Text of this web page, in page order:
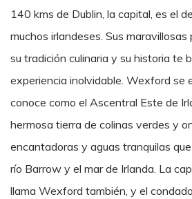
140 kms de Dublin, la capital, es el
muchos irlandeses. Sus
su tradición culinaria y su historia te
experiencia inolvidable. Wexford se
conoce como el Ascentral Este de
hermosa tierra de colinas verdes y
encantadoras y aguas tranquilas
río Barrow y el mar de Irlanda. La
llama Wexford también, y el